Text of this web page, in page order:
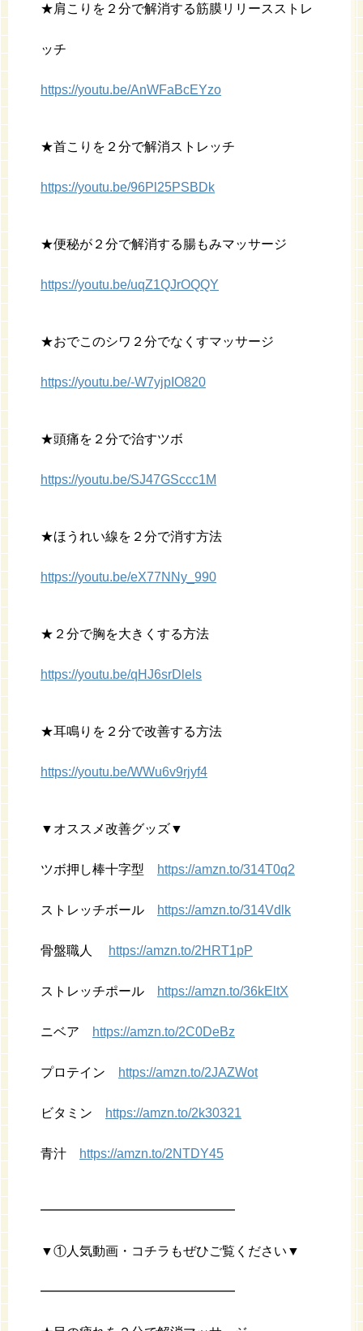
★肩こりを２分で解消する筋膜リリースストレ
ッチ
https://youtu.be/AnWFaBcEYzo
★首こりを２分で解消ストレッチ
https://youtu.be/96Pl25PSBDk
★便秘が２分で解消する腸もみマッサージ
https://youtu.be/uqZ1QJrOQQY
★おでこのシワ２分でなくすマッサージ
https://youtu.be/-W7yjpIO820
★頭痛を２分で治すツボ
https://youtu.be/SJ47GSccc1M
★ほうれい線を２分で消す方法
https://youtu.be/eX77NNy_990
★２分で胸を大きくする方法
https://youtu.be/qHJ6srDlels
★耳鳴りを２分で改善する方法
https://youtu.be/WWu6v9rjyf4
▼オススメ改善グッズ▼
ツボ押し棒十字型 https://amzn.to/314T0q2
ストレッチボール https://amzn.to/314Vdlk
骨盤職人 https://amzn.to/2HRT1pP
ストレッチポール https://amzn.to/36kEltX
ニベア https://amzn.to/2C0DeBz
プロテイン https://amzn.to/2JAZWot
ビタミン https://amzn.to/2k30321
青汁 https://amzn.to/2NTDY45
━━━━━━━━━━━━━━━
▼①人気動画・コチラもぜひご覧ください▼
━━━━━━━━━━━━━━━